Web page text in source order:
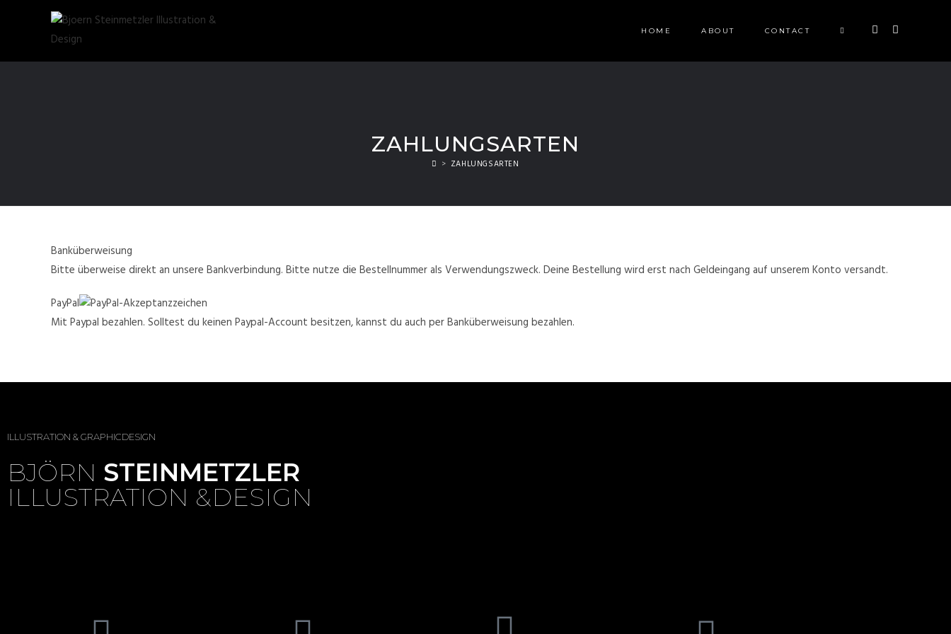
HOME ABOUT CONTACT
ZAHLUNGSARTEN
> ZAHLUNGSARTEN
Banküberweisung
Bitte überweise direkt an unsere Bankverbindung. Bitte nutze die Bestellnummer als Verwendungszweck. Deine Bestellung wird erst nach Geldeingang auf unserem Konto versandt.
PayPal
Mit Paypal bezahlen. Solltest du keinen Paypal-Account besitzen, kannst du auch per Banküberweisung bezahlen.
ILLUSTRATION & GRAPHICDESIGN
BJÖRN STEINMETZLER
ILLUSTRATION &DESIGN